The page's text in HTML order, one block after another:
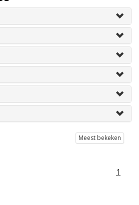
Meest bekeken
1